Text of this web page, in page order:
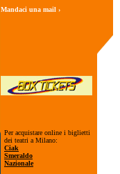
Mandaci una mail ›
Per acquistare online i biglietti
dei teatri a Milano:
Ciak
Smeraldo
Nazionale